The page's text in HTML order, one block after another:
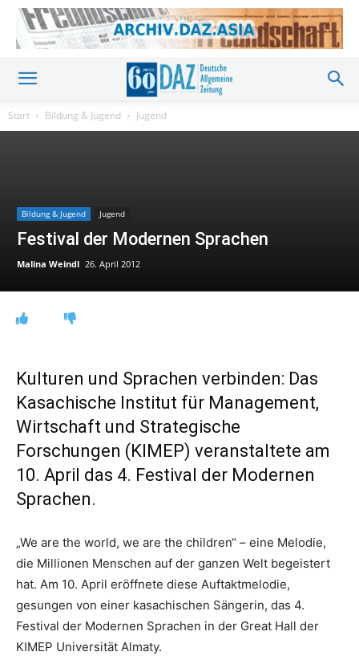
Start Bildung & Jugend Jugend
Bildung & Jugend Jugend
Festival der Modernen Sprachen
Malina Weindl 26. April 2012
Kulturen und Sprachen verbinden: Das
Kasachische Institut für Management,
Wirtschaft und Strategische
Forschungen (KIMEP) veranstaltete am
10. April das 4. Festival der Modernen
Sprachen.
„We are the world, we are the children“ – eine Melodie,
die Millionen Menschen auf der ganzen Welt begeistert
hat. Am 10. April eröffnete diese Auftaktmelodie,
gesungen von einer kasachischen Sängerin, das 4.
Festival der Modernen Sprachen in der Great Hall der
KIMEP Universität Almaty.